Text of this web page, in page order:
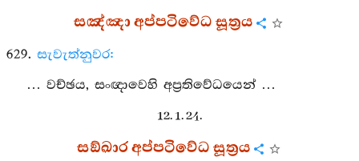
සඤ්ඤා අප්පටිවේධ සූත්‍රය
629. සැවැත්නුවර:
… වච්ඡය, සංඥාවෙහි අප්‍රතිවේධයෙන් …
12. 1. 24.
සඞ්ඛාර අප්පටිවේධ සූත්‍රය